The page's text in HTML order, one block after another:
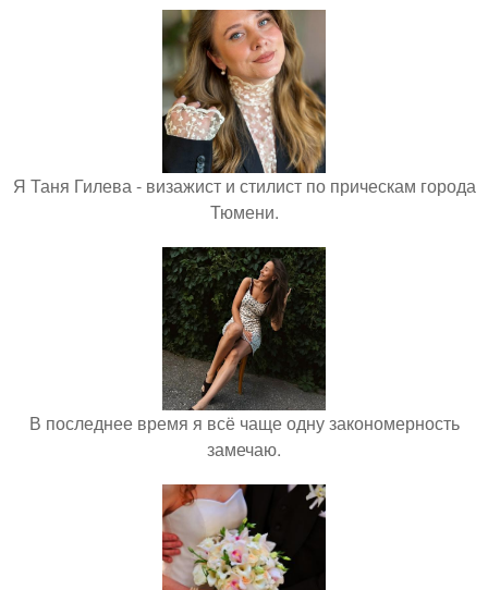
Я Таня Гилева - визажист и стилист по прическам города
Тюмени.
В последнее время я всё чаще одну закономерность
замечаю.